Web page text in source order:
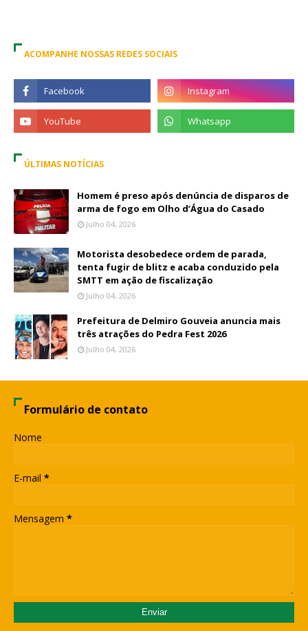
ACOMPANHE NOSSAS REDES SOCIAIS
ÚLTIMAS NOTÍCIAS
Homem é preso após denúncia de disparos de
arma de fogo em Olho d’Água do Casado
Julho 04, 2026
Motorista desobedece ordem de parada,
tenta fugir de blitz e acaba conduzido pela
SMTT em ação de fiscalização
Julho 04, 2026
Prefeitura de Delmiro Gouveia anuncia mais
três atrações do Pedra Fest 2026
Julho 04, 2026
Formulário de contato
Nome
E-mail *
Mensagem *